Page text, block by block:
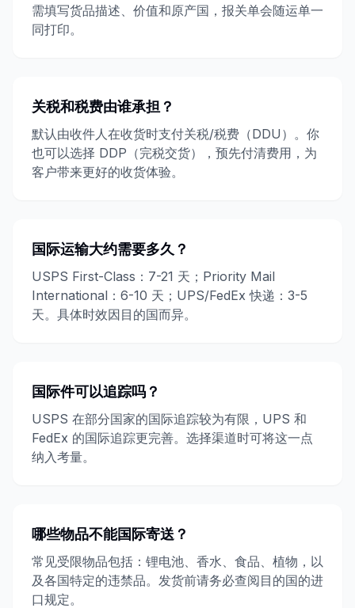
需填写货品描述、价值和原产国，报关单会随运单一
同打印。
关税和税费由谁承担？
默认由收件人在收货时支付关税/税费（DDU）。你
也可以选择 DDP（完税交货），预先付清费用，为
客户带来更好的收货体验。
国际运输大约需要多久？
USPS First-Class：7-21 天；Priority Mail
International：6-10 天；UPS/FedEx 快递：3-5
天。具体时效因目的国而异。
国际件可以追踪吗？
USPS 在部分国家的国际追踪较为有限，UPS 和
FedEx 的国际追踪更完善。选择渠道时可将这一点
纳入考量。
哪些物品不能国际寄送？
常见受限物品包括：锂电池、香水、食品、植物，以
及各国特定的违禁品。发货前请务必查阅目的国的进
口规定。